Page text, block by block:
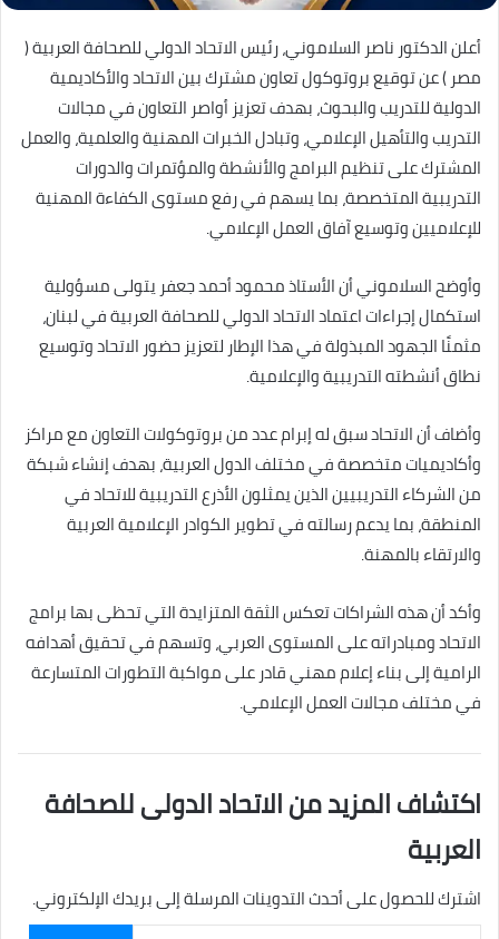
أعلن الدكتور ناصر السلاموني، رئيس الاتحاد الدولي للصحافة العربية (
مصر ) عن توقيع بروتوكول تعاون مشترك بين الاتحاد والأكاديمية
الدولية للتدريب والبحوث، بهدف تعزيز أواصر التعاون في مجالات
التدريب والتأهيل الإعلامي، وتبادل الخبرات المهنية والعلمية، والعمل
المشترك على تنظيم البرامج والأنشطة والمؤتمرات والدورات
التدريبية المتخصصة، بما يسهم في رفع مستوى الكفاءة المهنية
للإعلاميين وتوسيع آفاق العمل الإعلامي.
وأوضح السلاموني أن الأستاذ محمود أحمد جعفر يتولى مسؤولية
استكمال إجراءات اعتماد الاتحاد الدولي للصحافة العربية في لبنان،
مثمنًا الجهود المبذولة في هذا الإطار لتعزيز حضور الاتحاد وتوسيع
نطاق أنشطته التدريبية والإعلامية.
وأضاف أن الاتحاد سبق له إبرام عدد من بروتوكولات التعاون مع مراكز
وأكاديميات متخصصة في مختلف الدول العربية، بهدف إنشاء شبكة
من الشركاء التدريبيين الذين يمثلون الأذرع التدريبية للاتحاد في
المنطقة، بما يدعم رسالته في تطوير الكوادر الإعلامية العربية
والارتقاء بالمهنة.
وأكد أن هذه الشراكات تعكس الثقة المتزايدة التي تحظى بها برامج
الاتحاد ومبادراته على المستوى العربي، وتسهم في تحقيق أهدافه
الرامية إلى بناء إعلام مهني قادر على مواكبة التطورات المتسارعة
في مختلف مجالات العمل الإعلامي.
اكتشاف المزيد من الاتحاد الدولى للصحافة
العربية
اشترك للحصول على أحدث التدوينات المرسلة إلى بريدك الإلكتروني.